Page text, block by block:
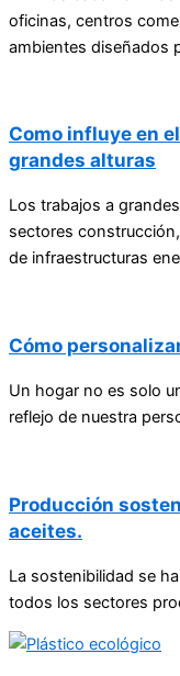
oficinas, centros
ambientes diseñados
Como influye en
grandes alturas
Los trabajos a
sectores
de infraestructuras
Cómo
Un hogar no es solo
reflejo de nuestra
Producción
aceites.
La sostenibilidad se
todos los sectores